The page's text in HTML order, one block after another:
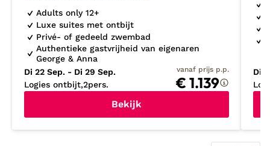
Adults only 12+
Luxe suites met ontbijt
Privé- of gedeeld zwembad
Authentieke gastvrijheid van eigenaren
George & Anna
Di 22 Sep. - Di 29 Sep.
Logies ontbijt 2pers.
vanaf prijs p.p.
€ 1.139
Bekijk
Di